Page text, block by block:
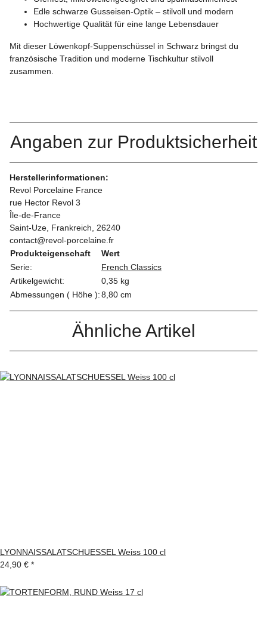
Edle schwarze Gusseisen-Optik – stilvoll und modern
Hochwertige Qualität für eine lange Lebensdauer
Mit dieser Löwenkopf-Suppenschüssel in Schwarz bringst du
französische Tradition und moderne Tischkultur stilvoll
zusammen.
Angaben zur Produktsicherheit
Herstellerinformationen:
Revol Porcelaine France
rue Hector Revol 3
Île-de-France
Saint-Uze, Frankreich, 26240
contact@revol-porcelaine.fr
Produkteigenschaft
Wert
Serie:
French Classics
Artikelgewicht:
0,35 kg
Abmessungen ( Höhe ):8,80 cm
Ähnliche Artikel
LYONNAISSALATSCHUESSEL Weiss 100 cl
24,90 € *